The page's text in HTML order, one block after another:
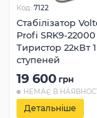
Код: 7122
Стабілізатор
Profi SRK9-
Тиристор 22кВт
ступеней
19 600 грн
НЕМАЄ В
Детальніше